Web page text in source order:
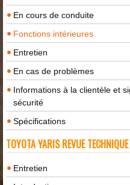
En cours de conduite
Fonctions intérieures
Entretien
En cas de problèmes
Informations à la clientèle et
sécurité
Spécifications
TOYOTA YARIS REVUE TECHNIQUE
Entretien